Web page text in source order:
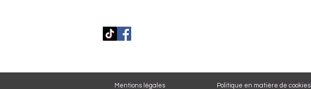
Mentions légales Politique en matière de cookies